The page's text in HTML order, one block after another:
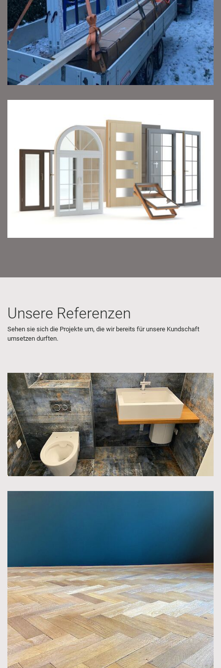
Unsere Referenzen
Sehen sie sich die Projekte um, die wir bereits für unsere Kundschaft
umsetzen durften.